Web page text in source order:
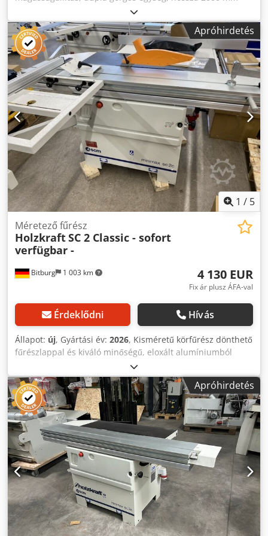
pontozó egység, forgatható, konzolos asztal, szögletes
gérvágó kerítés, automatikus fék, asztalmagasság alá
süllyeszthető ----- Műszaki adatok ----- Forgatási tartomány:
0 - 45 °, Dodsihahmjpfx Alfskr vágásszélesség a
vágókerítésnél: 1.000 mm, max. vágási magasság: 87 mm,
max. fűrészlap Ø: 315 mm, A gérvágó kerítés elforgatási
tartománya: 49 °-ig, fordulatszám: 4,200 fordulat/perc,
Motorteljesítmény főmotor: 5,5 LE / 4 kW, motor
teljesítménye pontozómotor: 0,5 LE / 0,37 kW, Munkaasztal
magassága: 910 mm, szívófúvókák Ø: egyenként 1 x 100 /
50 mm, Súly: 450 kg Nagyméretű elszívó motorháztető
Helyszín: Ex stock 54634 Bitburg - azonnal elérhető -
Helyszín: Ex stock 54634 Bitburg - ingyen a teherautón - -
azonnal elérhető -
Apróhirdetés
1 / 5
Bitburg 1 003 km
Méretező fűrész
HolzkraftSC 2 Classic - sofort
verfügbar -
4 130 EUR
Fix ár plusz ÁFA-val
Érdeklődni Hívás
Állapot: új, Gyártási év: 2026, Kisméretű körfűrész dönthető
fűrészlappal és kiváló minőségű, eloxált alumíniumból
készült csúszóasztallal A kis formátumú körfűrész vágási
síkja közvetlenül a görgős asztalon Dkodecnxamepfx Alfor
Pontosan vezetett, eloxált alumíniumból készült
csúszókocsi, standard kivitelben Teleszkópos karon
vezetett és hosszirányban állítható nagyméretű asztali kar
A szabványos asztal meghosszabbítása és kiszélesítése
megkönnyíti a nagyobb munkadarabok megmunkálását. A
nagyméretű, szürke öntöttvasból készült fűrészegység
kétszeresen van az öntöttvas asztalra szerelve, és
garantálja a stabilitást, a pontosságot, a zavartalan
működést és a hosszú élettartamot. Nagyméretű
munkaasztal csiszolt szürkeöntvényből, ezért rendkívül
robusztus és érzéketlen Sima futás és precíz vágás
Alumínium csúszó kocsi Milliószorosan bizonyított golyós
Apróhirdetés